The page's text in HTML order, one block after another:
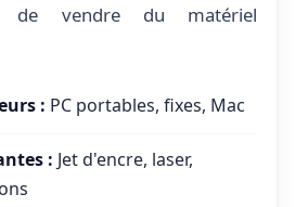
de vendre du matériel
: PC portables, fixes, Mac
: Jet d'encre, laser,